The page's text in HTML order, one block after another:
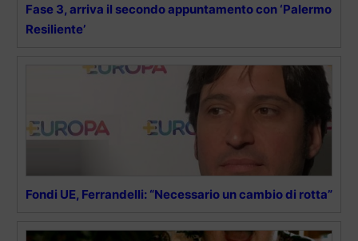
Fase 3, arriva il secondo appuntamento con ‘Palermo
Resiliente’
Fondi UE, Ferrandelli: “Necessario un cambio di rotta”